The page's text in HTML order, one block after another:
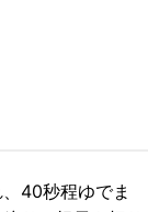
40秒程ゆでま